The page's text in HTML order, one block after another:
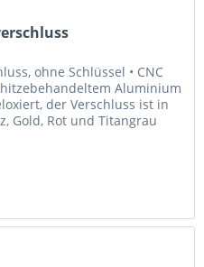
ohne Schlüssel • CNC
Aluminium
der Verschluss ist in
Gold, Rot und Titangrau